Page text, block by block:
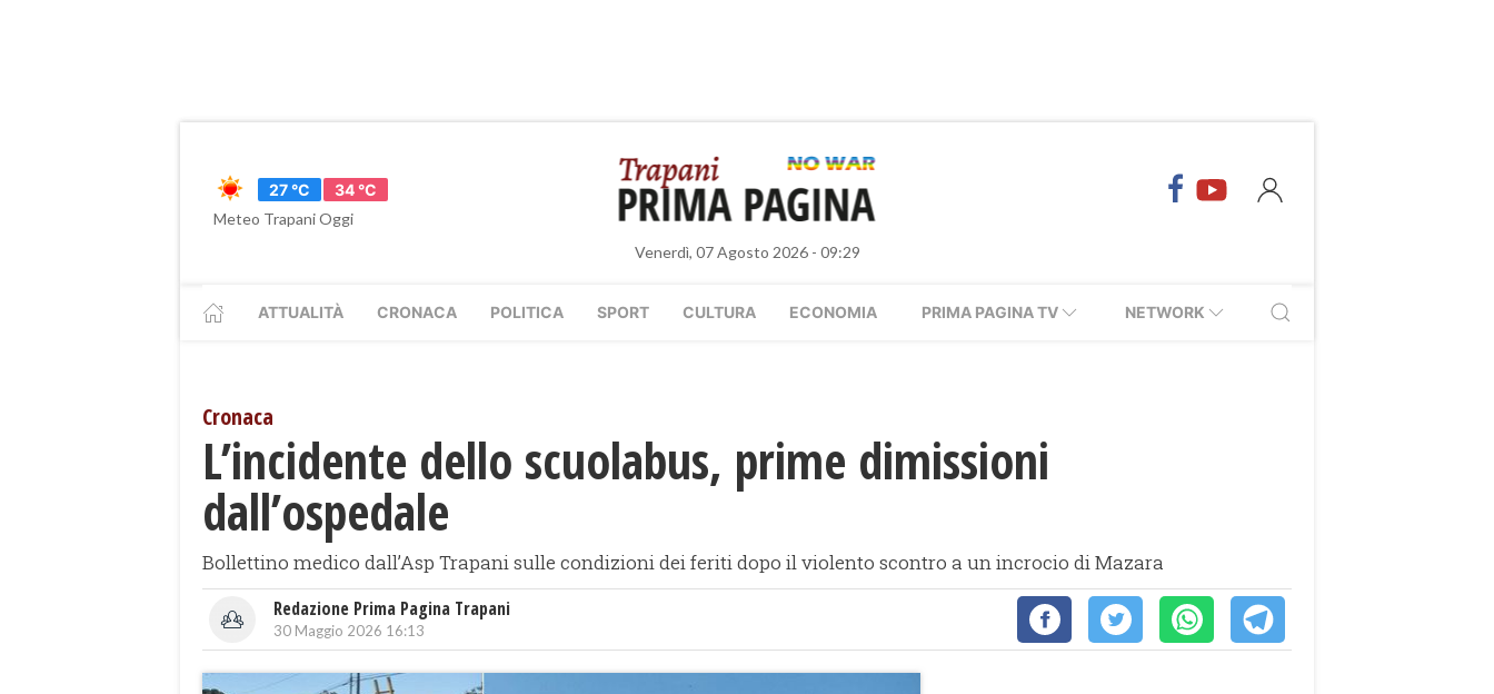
27 °C
34 °C
Meteo Trapani Oggi
Venerdì, 07 Agosto 2026 - 09:29
ATTUALITÀ CRONACA POLITICA SPORT CULTURA ECONOMIA PRIMA PAGINA TV NETWORK
Cronaca
​L’incidente dello scuolabus, prime dimissioni
dall’ospedale
Bollettino medico dall’Asp Trapani sulle condizioni dei feriti dopo il violento scontro a un incrocio di Mazara
Redazione Prima Pagina Trapani
30 Maggio 2026 16:13